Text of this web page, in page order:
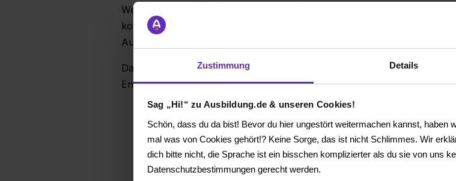
Zustimmung Details
Sag „Hi!“ zu Ausbildung.de & unseren Cookies!
Schön, dass du da bist! Bevor du hier ungestört weitermachen kannst, haben
mal was von Cookies gehört!? Keine Sorge, das ist nicht Schlimmes. Wir
dich bitte nicht, die Sprache ist ein bisschen komplizierter als du sie von uns
Datenschutzbestimmungen gerecht werden.
Weg in den Beruf: von der ersten Orientierung über
konkrete Berufsideen bis hin zu passenden
Ausbildungsplätzen.
Das Ergebnis ist nicht „mehr Information“, sondern
Entscheidungsfähigkeit.